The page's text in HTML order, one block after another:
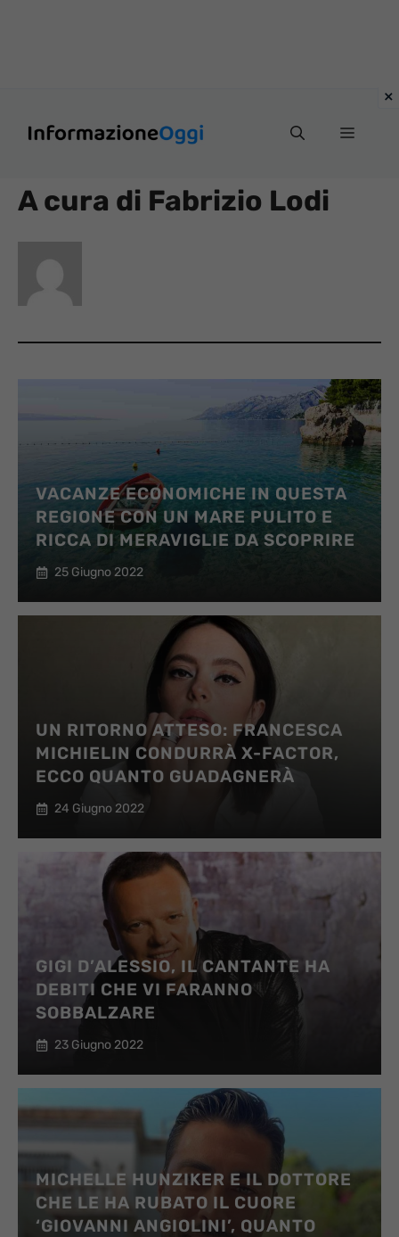
Menu
A cura di Fabrizio Lodi
VACANZE ECONOMICHE IN QUESTA
REGIONE CON UN MARE PULITO E
RICCA DI MERAVIGLIE DA SCOPRIRE
25 Giugno 2022
UN RITORNO ATTESO: FRANCESCA
MICHIELIN CONDURRÀ X-FACTOR,
ECCO QUANTO GUADAGNERÀ
24 Giugno 2022
GIGI D’ALESSIO, IL CANTANTE HA
DEBITI CHE VI FARANNO
SOBBALZARE
23 Giugno 2022
MICHELLE HUNZIKER E IL DOTTORE
CHE LE HA RUBATO IL CUORE
‘GIOVANNI ANGIOLINI’, QUANTO